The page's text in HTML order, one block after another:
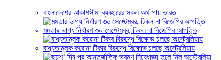
বাংলাদেশের আকাশসীমা ব্যবহারের সকল অর্থ পায় ভারত
মমতার ভাগ্য নির্ধারণ ৩০ সেপ্টেম্বর, টিকল না বিজেপির আপত্তি
বাধ্যতামূলক করোনা টিকার বিরুদ্ধে বিক্ষোভ চলছে অস্ট্রেলিয়ায়